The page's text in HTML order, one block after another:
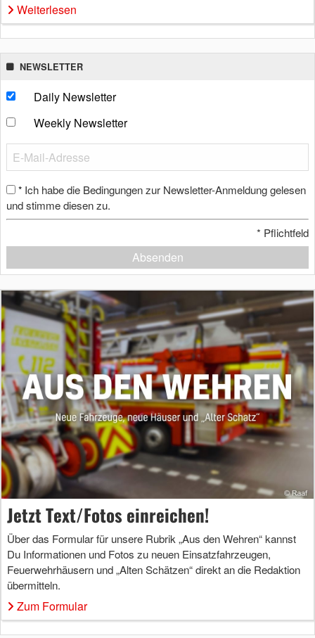
Weiterlesen
NEWSLETTER
Daily Newsletter
Weekly Newsletter
* Ich habe die Bedingungen zur Newsletter-Anmeldung gelesen
und stimme diesen zu.
* Pflichtfeld
Absenden
Jetzt Text/Fotos einreichen!
Über das Formular für unsere Rubrik „Aus den Wehren“ kannst
Du Informationen und Fotos zu neuen Einsatzfahrzeugen,
Feuerwehrhäusern und „Alten Schätzen“ direkt an die Redaktion
übermitteln.
Zum Formular